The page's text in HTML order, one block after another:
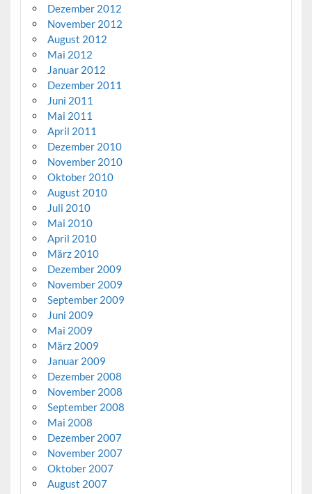
Dezember 2012
November 2012
August 2012
Mai 2012
Januar 2012
Dezember 2011
Juni 2011
Mai 2011
April 2011
Dezember 2010
November 2010
Oktober 2010
August 2010
Juli 2010
Mai 2010
April 2010
März 2010
Dezember 2009
November 2009
September 2009
Juni 2009
Mai 2009
März 2009
Januar 2009
Dezember 2008
November 2008
September 2008
Mai 2008
Dezember 2007
November 2007
Oktober 2007
August 2007